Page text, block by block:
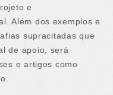
e
Além dos exemplos e
supracitadas que
de apoio, será
e artigos como